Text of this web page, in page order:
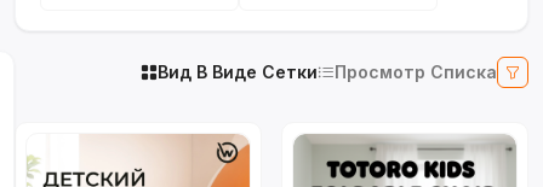
Вид В Виде Сетки Просмотр Списка